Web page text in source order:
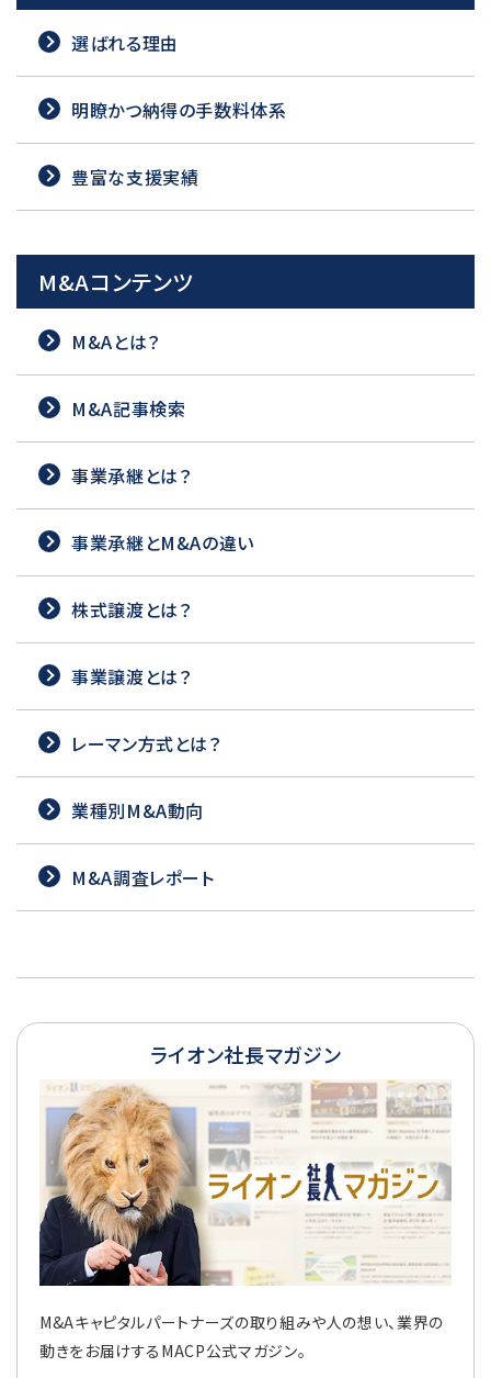
選ばれる理由
明瞭かつ納得の手数料体系
豊富な支援実績
M&Aコンテンツ
M&Aとは？
M&A記事検索
事業承継とは？
事業承継とM&Aの違い
株式譲渡とは？
事業譲渡とは？
レーマン方式とは？
業種別M&A動向
M&A調査レポート
ライオン社長マガジン
M&Aキャピタルパートナーズの取り組みや人の想い、業界の
動きをお届けするMACP公式マガジン。